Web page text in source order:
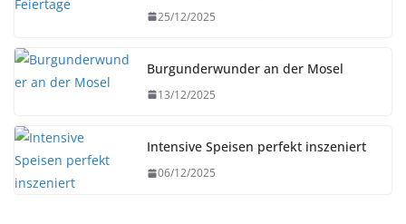
25/12/2025
Burgunderwunder an der Mosel
13/12/2025
Intensive Speisen perfekt inszeniert
06/12/2025